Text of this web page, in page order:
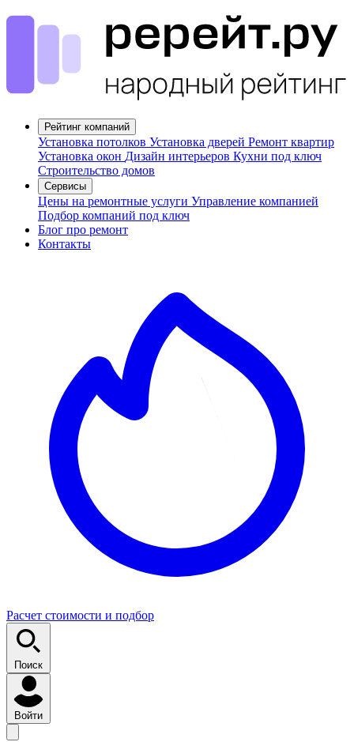
Рейтинг компаний
Установка потолков Установка дверей Ремонт квартир
Установка окон Дизайн интерьеров Кухни под ключ
Строительство домов
Сервисы
Цены на ремонтные услуги Управление компанией
Подбор компаний под ключ
Блог про ремонт
Контакты
Расчет стоимости и подбор
Поиск
Войти